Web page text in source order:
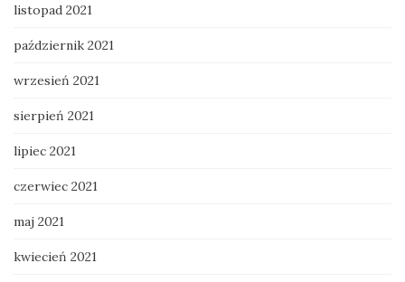
listopad 2021
październik 2021
wrzesień 2021
sierpień 2021
lipiec 2021
czerwiec 2021
maj 2021
kwiecień 2021